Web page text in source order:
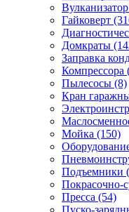
Вулканизатор
Гайковерт
Домкраты
Заправка
Компрессора
Пылесосы (8)
Кран
Мойка (150)
Подъемники
Покрасочно-
Пресса (54)
Пуско-